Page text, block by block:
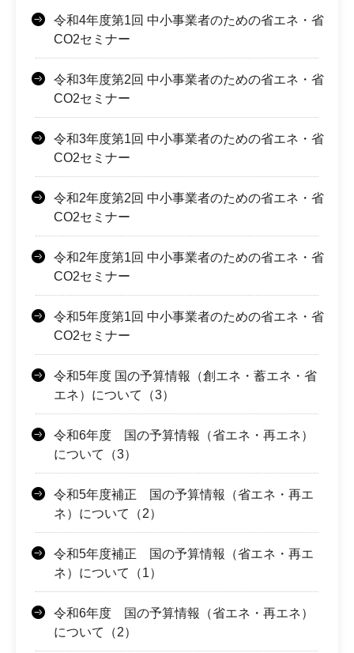
令和4年度第1回 中小事業者のための省エネ・省
CO2セミナー
令和3年度第2回 中小事業者のための省エネ・省
CO2セミナー
令和3年度第1回 中小事業者のための省エネ・省
CO2セミナー
令和2年度第2回 中小事業者のための省エネ・省
CO2セミナー
令和2年度第1回 中小事業者のための省エネ・省
CO2セミナー
令和5年度第1回 中小事業者のための省エネ・省
CO2セミナー
令和5年度 国の予算情報（創エネ・蓄エネ・省
エネ）について（3）
令和6年度 国の予算情報（省エネ・再エネ）
について（3）
令和5年度補正 国の予算情報（省エネ・再エ
ネ）について（2）
令和5年度補正 国の予算情報（省エネ・再エ
ネ）について（1）
令和6年度 国の予算情報（省エネ・再エネ）
について（2）